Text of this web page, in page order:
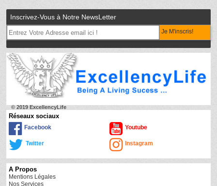
Inscrivez-Vous à Notre NewsLetter
Je M'inscris!
© 2019 ExcellencyLife
Réseaux sociaux
Facebook Youtube
Twitter Instagram
A Propos
Mentions Légales
Nos Services